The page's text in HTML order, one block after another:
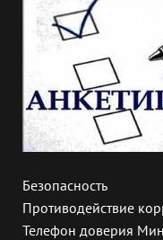
Безопасность
Противодействие
Телефон доверия